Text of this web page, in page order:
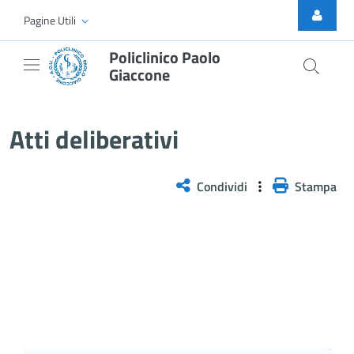
Skip to Main Content
Pagine Utili
Policlinico Paolo
Giaccone
Atti deliberativi
Condividi Stampa